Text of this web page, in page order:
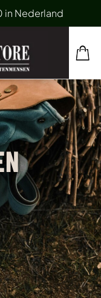
in Nederland